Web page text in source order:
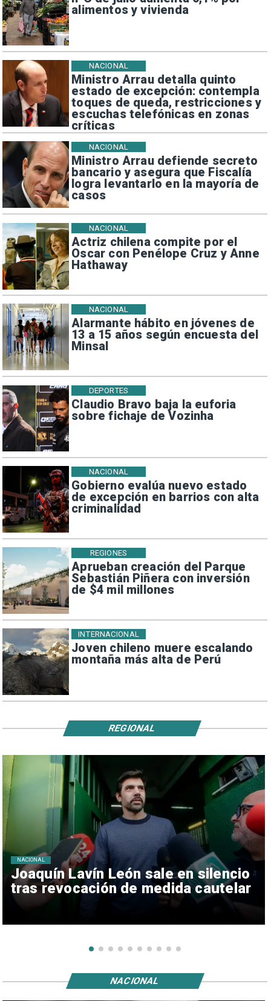
alimentos y vivienda
Ministro Arrau detalla quinto
estado de excepción: contempla
toques de queda, restricciones y
escuchas telefónicas en zonas
críticas
NACIONAL
Ministro Arrau defiende secreto
bancario y asegura que Fiscalía
logra levantarlo en la mayoría de
casos
NACIONAL
Actriz chilena compite por el
Oscar con Penélope Cruz y Anne
Hathaway
NACIONAL
Alarmante hábito en jóvenes de
13 a 15 años según encuesta del
Minsal
NACIONAL
Claudio Bravo baja la euforia
sobre fichaje de Vozinha
DEPORTES
Gobierno evalúa nuevo estado
de excepción en barrios con alta
criminalidad
NACIONAL
Aprueban creación del Parque
Sebastián Piñera con inversión
de $4 mil millones
REGIONES
Joven chileno muere escalando
montaña más alta de Perú
INTERNACIONAL
Joaquín Lavín León sale en silencio
tras revocación de medida cautelar
NACIONAL
REGIONAL
NACIONAL